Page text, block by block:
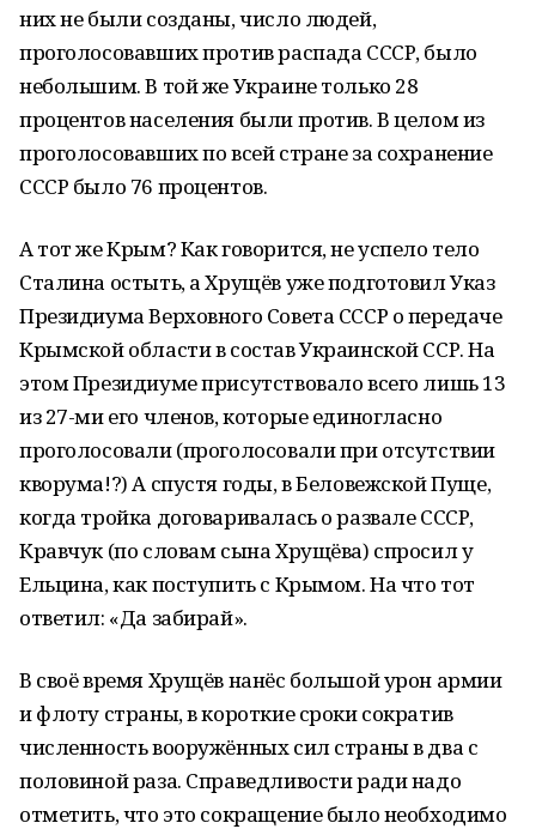
них не были созданы, число людей,
проголосовавших против распада СССР, было
небольшим. В той же Украине только 28
процентов населения были против. В целом из
проголосовавших по всей стране за сохранение
СССР было 76 процентов.
А тот же Крым? Как говорится, не успело тело
Сталина остыть, а Хрущёв уже подготовил Указ
Президиума Верховного Совета СССР о передаче
Крымской области в состав Украинской ССР. На
этом Президиуме присутствовало всего лишь 13
из 27-ми его членов, которые единогласно
проголосовали (проголосовали при отсутствии
кворума!?) А спустя годы, в Беловежской Пуще,
когда тройка договаривалась о развале СССР,
Кравчук (по словам сына Хрущёва) спросил у
Ельцина, как поступить с Крымом. На что тот
ответил: «Да забирай».
В своё время Хрущёв нанёс большой урон армии
и флоту страны, в короткие сроки сократив
численность вооружённых сил страны в два с
половиной раза. Справедливости ради надо
отметить, что это сокращение было необходимо